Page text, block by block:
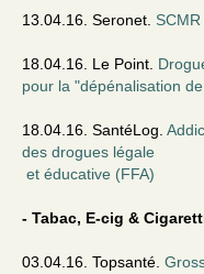
13.04.16. Seronet.
18.04.16. Le Point.
pour la "dépénalisation
18.04.16. SantéLog.
des drogues légale
et éducative (FFA)
- Tabac, E-cig &
03.04.16. Topsanté.